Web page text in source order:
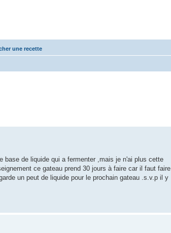
une recette
base de liquide qui a fermenter ,mais je n'ai plus cette
ce gateau prend 30 jours à faire car il faut faire
un peut de liquide pour le prochain gateau .s.v.p il y